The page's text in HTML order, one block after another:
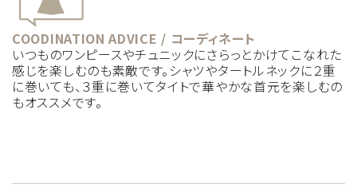
COODINATION ADVICE / コーディネート
いつものワンピースやチュニックにさらっとかけてこなれた
感じを楽しむのも素敵です。シャツやタートルネックに２重
に巻いても、３重に巻いてタイトで華やかな首元を楽しむの
もオススメです。